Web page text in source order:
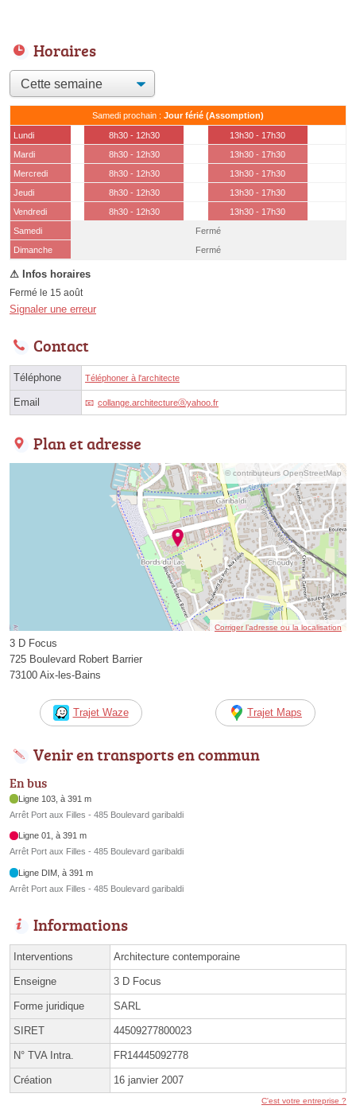
Horaires
Samedi prochain : Jour férié (Assomption)
Lundi 8h30 - 12h30
13h30 - 17h30
Mardi
8h30 - 12h30
13h30 - 17h30
Mercredi
8h30 - 12h30
13h30 - 17h30
Jeudi
8h30 - 12h30
13h30 - 17h30
Vendredi
8h30 - 12h30
13h30 - 17h30
Samedi
(15 août)
Fermé
Dimanche
Fermé
Fermé le 15 août
Signaler une erreur
Contact
Téléphone Téléphoner à l'architecte
Email collange.architectureⓐyahoo.fr
Plan et adresse
© contributeurs OpenStreetMap
Corriger l’adresse ou la localisation
3 D Focus
725 Boulevard Robert Barrier
73100 Aix-les-Bains
Trajet Waze Trajet Maps
Venir en transports en commun
En bus
Ligne 103, à 391 m
Arrêt Port aux Filles - 485 Boulevard garibaldi
Ligne 01, à 391 m
Arrêt Port aux Filles - 485 Boulevard garibaldi
Ligne DIM, à 391 m
Arrêt Port aux Filles - 485 Boulevard garibaldi
Informations
Interventions Architecture contemporaine
Enseigne 3 D Focus
Forme juridique SARL
SIRET 44509277800023
N° TVA Intra. FR14445092778
Création 16 janvier 2007
C'est votre entreprise ?